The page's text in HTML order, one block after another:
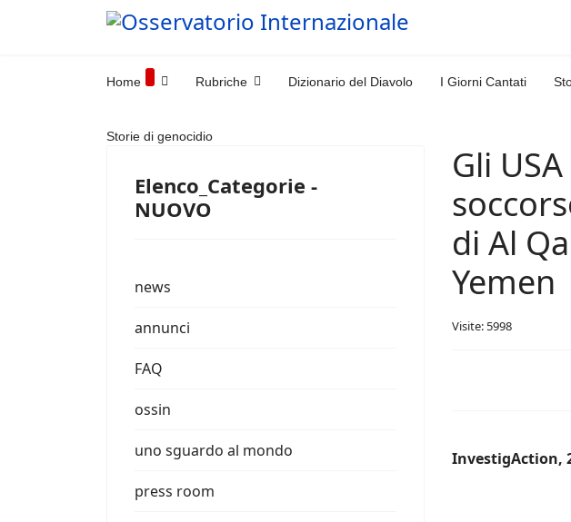
Home Rubriche Dizionario del Diavolo I Giorni Cantati
Storie di genocidio
Elenco_Categorie -
NUOVO
news
annunci
FAQ
ossin
uno sguardo al mondo
press room
Gli
di Al
Yemen
Visite: 5998
InvestigAction,